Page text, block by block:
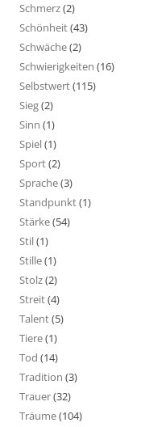
Schmerz(2)
Schönheit(43)
Schwäche(2)
Schwierigkeiten (16)
Selbstwert(115)
Sieg(2)
Sinn (1)
Spiel(1)
Sport(2)
Sprache(3)
Standpunkt(1)
Stärke(54)
Stil(1)
Stille(1)
Stolz(2)
Streit(4)
Talent(5)
Tiere(1)
Tod (14)
Tradition (3)
Trauer(32)
Träume(104)